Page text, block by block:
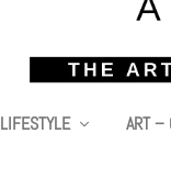
LIFESTYLE ART –